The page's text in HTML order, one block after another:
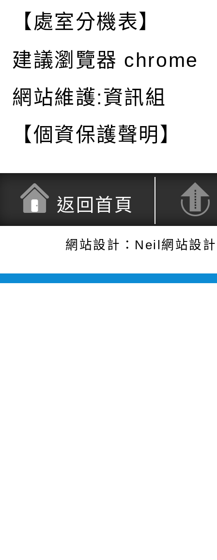
【處室分機表】
建議瀏覽器 chrome
網站維護:資訊組
【個資保護聲明】
返回首頁
網站設計：Neil網站設